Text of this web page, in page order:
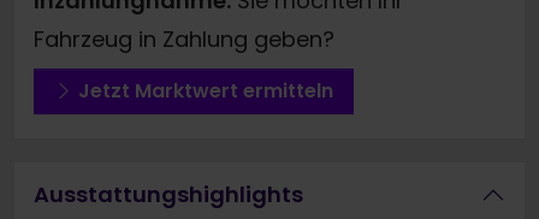
Fahrzeug in Zahlung geben?
Jetzt Marktwert ermitteln
Ausstattungshighlights